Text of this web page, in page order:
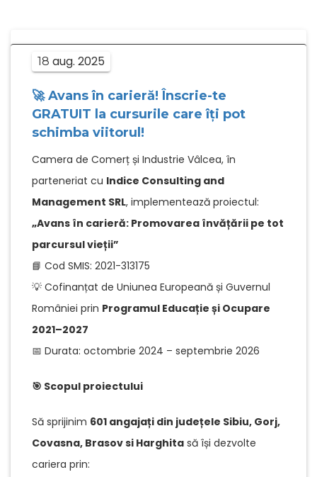
18 aug. 2025
🚀 Avans în carieră! Înscrie-te
GRATUIT la cursurile care îți pot
schimba viitorul!
Camera de Comerț și Industrie Vâlcea, în
parteneriat cu Indice Consulting and
Management SRL, implementează proiectul:
„Avans în carieră: Promovarea învățării pe tot
parcursul vieții”
📘 Cod SMIS: 2021-313175
💡 Cofinanțat de Uniunea Europeană și Guvernul
României prin Programul Educație și Ocupare
2021–2027
📅 Durata: octombrie 2024 – septembrie 2026
🎯 Scopul proiectului
Să sprijinim 601 angajați din județele Sibiu, Gorj,
Covasna, Brasov si Harghita să își dezvolte
cariera prin: